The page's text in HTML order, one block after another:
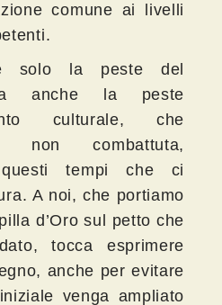
comune ai livelli
solo la peste del
anche la peste
culturale, che
non combattuta,
tempi che ci
A noi, che portiamo
d’Oro sul petto che
tocca esprimere
anche per evitare
venga ampliato